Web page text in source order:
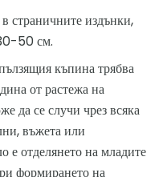
страничните издънки,
50 см.
къпина трябва
от растежа на
да се случи чрез всяка
въжета или
е отделянето на младите
формирането на